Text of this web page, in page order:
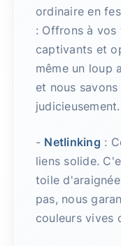
ordinaire en
: Offrons à
captivants et
même un loup
et nous
judicieusement.
- Netlinking :
liens solide.
toile
pas, nous
couleurs vives